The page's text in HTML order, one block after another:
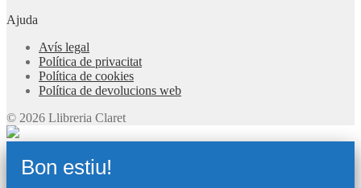
Ajuda
Avís legal
Política de privacitat
Política de cookies
Política de devolucions web
© 2026 Llibreria Claret
Bon estiu!